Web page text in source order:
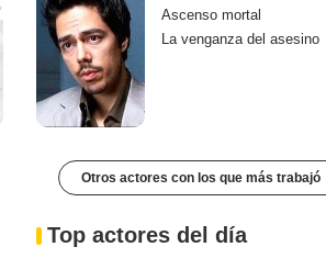
Ascenso mortal
La venganza del asesino
Otros actores con los que más trabajó
Top actores del día